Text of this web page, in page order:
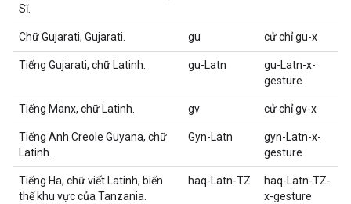
Sĩ.
Chữ Gujarati, Gujarati. gu cử chỉ gu-x
Tiếng Gujarati, chữ Latinh. gu-Latn
gu-Latn-x-
gesture
Tiếng Manx, chữ Latinh. gv cử chỉ gv-x
Tiếng Anh Creole Guyana, chữ
Latinh.
Gyn-Latn
gyn-Latn-x-
gesture
Tiếng Ha, chữ viết Latinh, biến
thể khu vực của Tanzania.
haq-Latn-TZ
haq-Latn-TZ-
x-gesture